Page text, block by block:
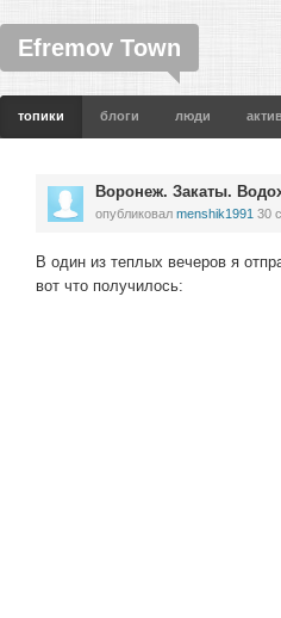
Efremov Town
топики блоги люди
Воронеж. Закаты.
опубликовал menshik1991 30
В один из теплых вечеров я
вот что получилось: